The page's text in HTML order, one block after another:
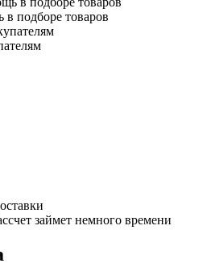
подборе товаров
займет немного времени